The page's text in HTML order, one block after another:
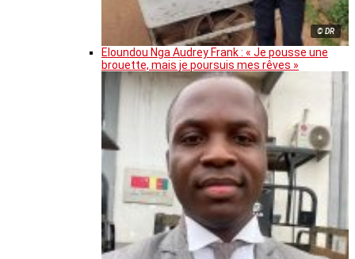
© DR
Eloundou Nga Audrey Frank : « Je pousse une
brouette, mais je poursuis mes rêves »